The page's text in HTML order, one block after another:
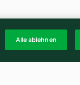
Alle ablehnen